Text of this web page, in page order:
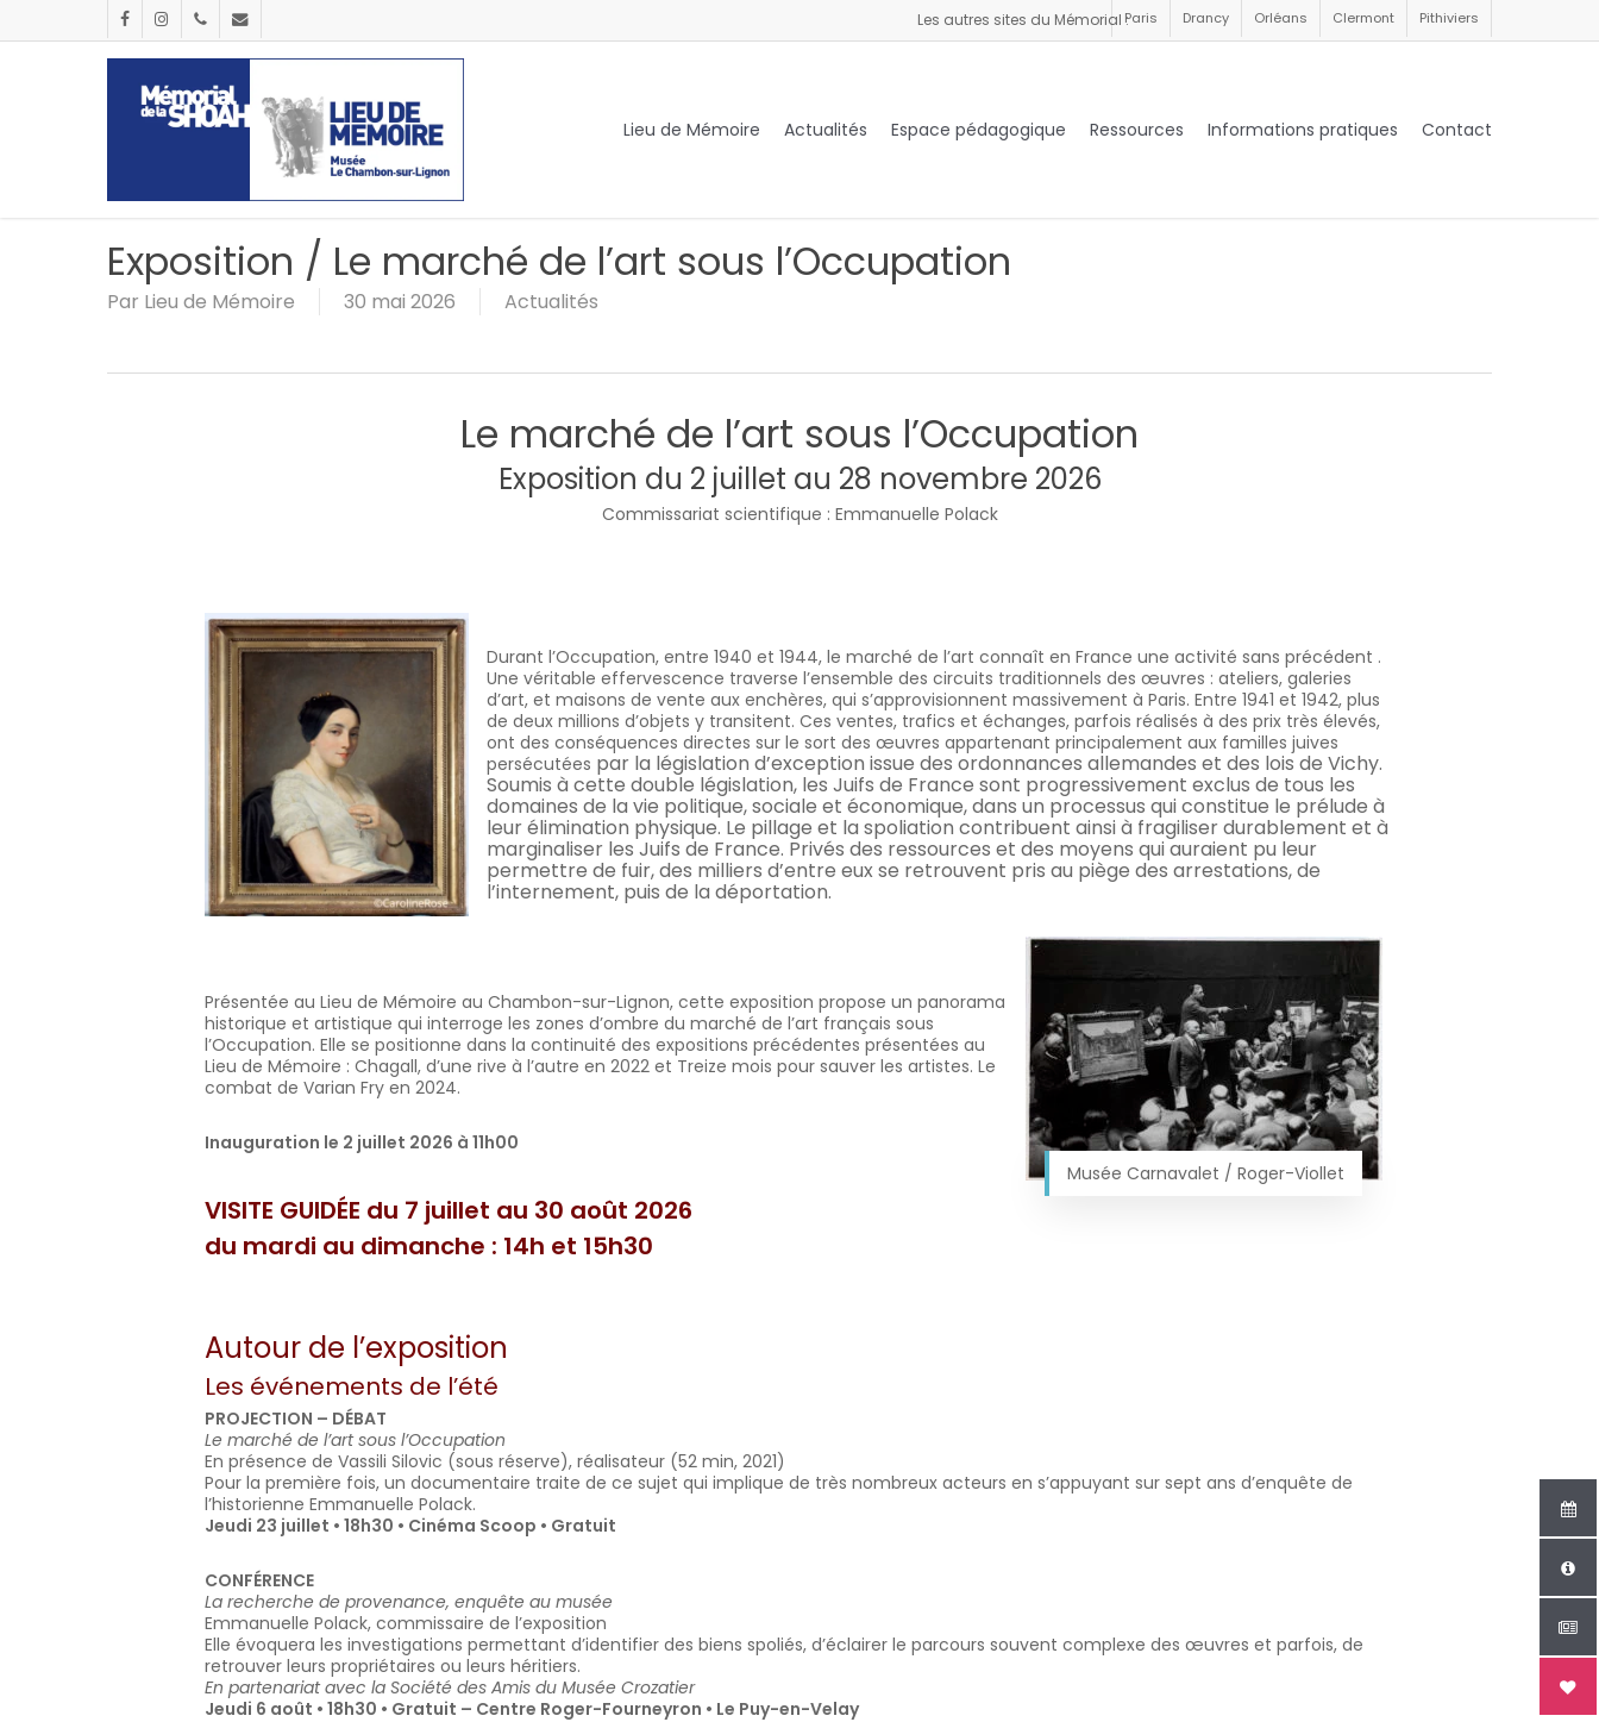
facebookinstagramphoneemail Les autres sites du Mémorial :Paris Drancy Orléans Clermont Pithiviers
Lieu de Mémoire Actualités Espace pédagogique Ressources Informations pratiques Contact
Exposition / Le marché de l’art sous l’Occupation
Par Lieu de Mémoire 30 mai 2026 Actualités
Le marché de l’art sous l’Occupation
Exposition du 2 juillet au 28 novembre 2026
Commissariat scientifique : Emmanuelle Polack
Durant l’Occupation, entre 1940 et 1944, le marché de l’art connaît en France une activité sans précédent .
Une véritable effervescence traverse l’ensemble des circuits traditionnels des œuvres : ateliers, galeries
d’art, et maisons de vente aux enchères, qui s’approvisionnent massivement à Paris. Entre 1941 et 1942, plus
de deux millions d’objets y transitent. Ces ventes, trafics et échanges, parfois réalisés à des prix très élevés,
ont des conséquences directes sur le sort des œuvres appartenant principalement aux familles juives
persécutées par la législation d’exception issue des ordonnances allemandes et des lois de Vichy.
Soumis à cette double législation, les Juifs de France sont progressivement exclus de tous les
domaines de la vie politique, sociale et économique, dans un processus qui constitue le prélude à
leur élimination physique. Le pillage et la spoliation contribuent ainsi à fragiliser durablement et à
marginaliser les Juifs de France. Privés des ressources et des moyens qui auraient pu leur
permettre de fuir, des milliers d’entre eux se retrouvent pris au piège des arrestations, de
l’internement, puis de la déportation.
Musée Carnavalet / Roger-Viollet
Présentée au Lieu de Mémoire au Chambon-sur-Lignon, cette exposition propose un panorama
historique et artistique qui interroge les zones d’ombre du marché de l’art français sous
l’Occupation. Elle se positionne dans la continuité des expositions précédentes présentées au
Lieu de Mémoire : Chagall, d’une rive à l’autre en 2022 et Treize mois pour sauver les artistes. Le
combat de Varian Fry en 2024.
Inauguration le 2 juillet 2026 à 11h00
VISITE GUIDÉE du 7 juillet au 30 août 2026
du mardi au dimanche : 14h et 15h30
Autour de l’exposition
Les événements de l’été
PROJECTION – DÉBAT
Le marché de l’art sous l’Occupation
En présence de Vassili Silovic (sous réserve), réalisateur (52 min, 2021)
Pour la première fois, un documentaire traite de ce sujet qui implique de très nombreux acteurs en s’appuyant sur sept ans d’enquête de
l’historienne Emmanuelle Polack.
Jeudi 23 juillet • 18h30 • Cinéma Scoop • Gratuit
CONFÉRENCE
La recherche de provenance, enquête au musée
Emmanuelle Polack, commissaire de l’exposition
Elle évoquera les investigations permettant d’identifier des biens spoliés, d’éclairer le parcours souvent complexe des œuvres et parfois, de
retrouver leurs propriétaires ou leurs héritiers.
En partenariat avec la Société des Amis du Musée Crozatier
Jeudi 6 août • 18h30 • Gratuit – Centre Roger-Fourneyron • Le Puy-en-Velay
Panneau de gestion des cookies